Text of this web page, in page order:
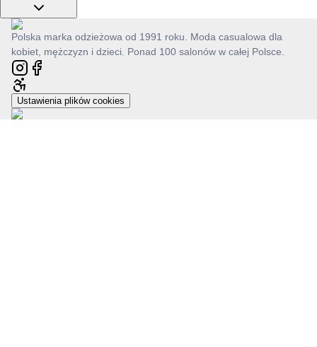
Polska marka odzieżowa od 1991 roku. Moda casualowa dla
kobiet, mężczyzn i dzieci. Ponad 100 salonów w całej Polsce.
Ustawienia plików cookies